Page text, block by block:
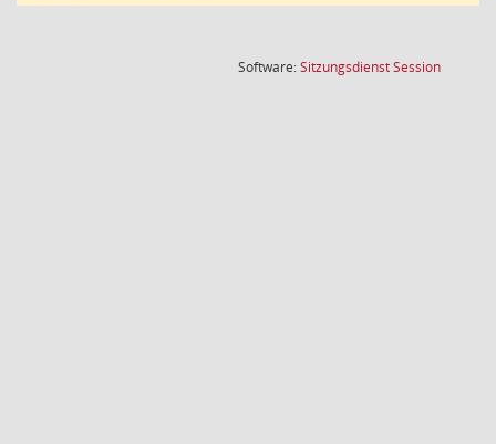
Software:SitzungsdienstSession(Wird in